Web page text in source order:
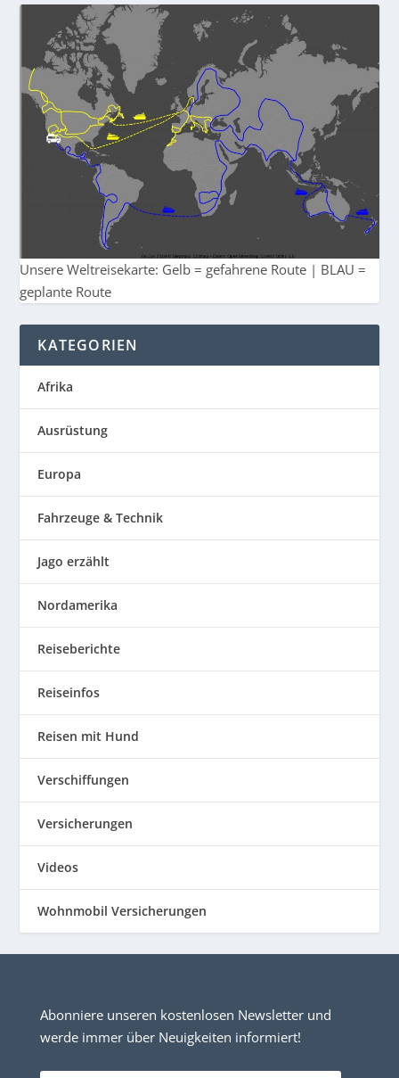
Unsere Weltreisekarte: Gelb = gefahrene Route | BLAU =
geplante Route
KATEGORIEN
Afrika
Ausrüstung
Europa
Fahrzeuge & Technik
Jago erzählt
Nordamerika
Reiseberichte
Reiseinfos
Reisen mit Hund
Verschiffungen
Versicherungen
Videos
Wohnmobil Versicherungen
Abonniere unseren kostenlosen Newsletter und
werde immer über Neuigkeiten informiert!